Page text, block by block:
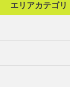
エリアカテゴリ